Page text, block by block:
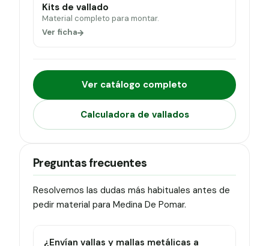
Kits de vallado
Material completo para montar.
Ver ficha
Ver catálogo completo
Calculadora de vallados
Preguntas frecuentes
Resolvemos las dudas más habituales antes de
pedir material para Medina De Pomar.
¿Envían vallas y mallas metálicas a